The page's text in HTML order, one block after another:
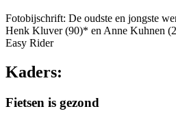
Fotobijschrift: De oudste en jongste
Henk Kluver (90)* en Anne Kuhnen
Easy Rider
Kaders:
Fietsen is gezond